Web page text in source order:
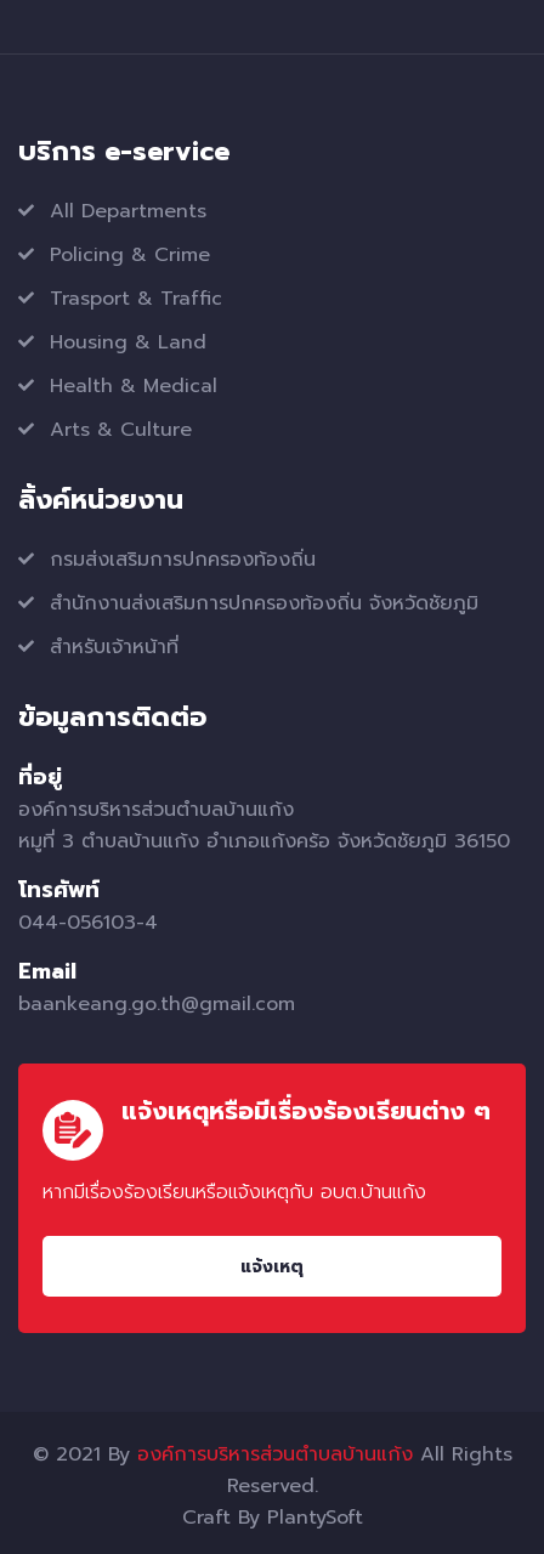
บริการ e-service
All Departments
Policing & Crime
Trasport & Traffic
Housing & Land
Health & Medical
Arts & Culture
ลิ้งค์หน่วยงาน
กรมส่งเสริมการปกครองท้องถิ่น
สำนักงานส่งเสริมการปกครองท้องถิ่น จังหวัดชัยภูมิ
สำหรับเจ้าหน้าที่
ข้อมูลการติดต่อ
ที่อยู่
องค์การบริหารส่วนตำบลบ้านแก้ง
หมูที่ 3 ตำบลบ้านแก้ง อำเภอแก้งคร้อ จังหวัดชัยภูมิ 36150
โทรศัพท์
044-056103-4
Email
baankeang.go.th@gmail.com
แจ้งเหตุหรือมีเรื่องร้องเรียนต่าง ๆ
หากมีเรื่องร้องเรียนหรือแจ้งเหตุกับ อบต.บ้านแก้ง
แจ้งเหตุ
© 2021 By องค์การบริหารส่วนตำบลบ้านแก้งAll Rights
Reserved.
Craft By PlantySoft